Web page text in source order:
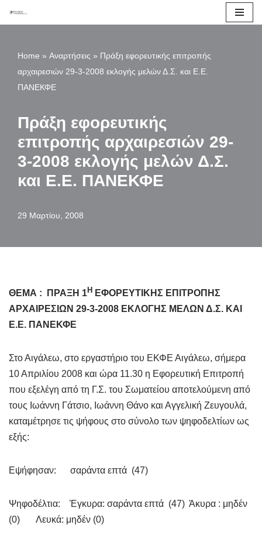
Home » Αναρτήσεις » Πράξη εφορευτικής επιτροπής
αρχαιρεσιών 29-3-2008 εκλογής μελών Δ.Σ. και Ε.Ε.
ΠΑΝΕΚΦΕ
Πράξη εφορευτικής
επιτροπής αρχαιρεσιών 29-
3-2008 εκλογής μελών Δ.Σ.
και Ε.Ε. ΠΑΝΕΚΦΕ
29 Μαρτίου, 2008
ΘΕΜΑ : ΠΡΑΞΗ 1Η ΕΦΟΡΕΥΤΙΚΗΣ ΕΠΙΤΡΟΠΗΣ
ΑΡΧΑΙΡΕΣΙΩΝ 29-3-2008 ΕΚΛΟΓΗΣ ΜΕΛΩΝ Δ.Σ. ΚΑΙ
Ε.Ε. ΠΑΝΕΚΦΕ
Στο Αιγάλεω, στο εργαστήριο του ΕΚΦΕ Αιγάλεω, σήμερα
10 Απριλίου 2008 και ώρα 11.30 η Εφορευτική Επιτροπή
που εξελέγη από τη Γ.Σ. του Σωματείου αποτελούμενη από
τους Ιωάννη Γάτσιο, Ιωάννη Θάνο και Αγγελική Ζευγουλά,
καταμέτρησε τις ψήφους στο σύνολο των ψηφοδελτίων ως
εξής:
Εψήφησαν: σαράντα επτά (47)
Ψηφοδέλτια: Έγκυρα: σαράντα επτά (47) Άκυρα : μηδέν
(0) Λευκά: μηδέν (0)